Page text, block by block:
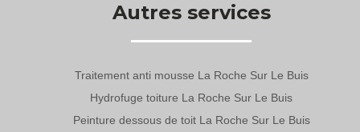
Autres services
Traitement anti mousse La Roche Sur Le Buis
Hydrofuge toiture La Roche Sur Le Buis
Peinture dessous de toit La Roche Sur Le Buis